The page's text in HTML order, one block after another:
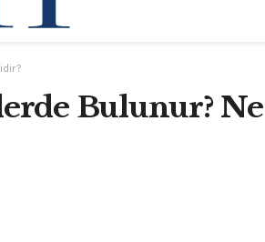
Bulunur? Ne